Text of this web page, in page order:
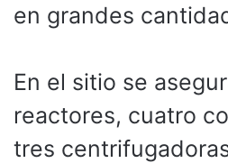
en grandes
En el sitio se
reactores, cuatro
tres